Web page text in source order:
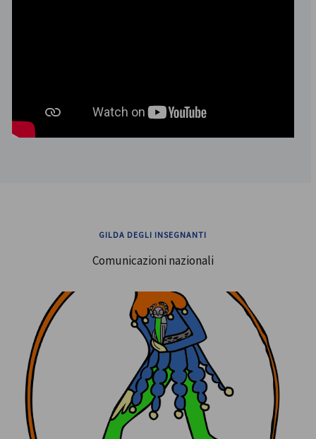
GILDA DEGLI INSEGNANTI
Comunicazioni nazionali